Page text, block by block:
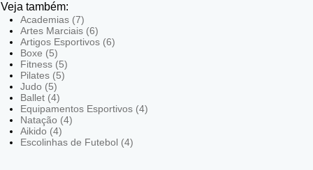
Veja também:
Academias (7)
Artes Marciais (6)
Artigos Esportivos (6)
Boxe (5)
Fitness (5)
Pilates (5)
Judo (5)
Ballet (4)
Equipamentos Esportivos (4)
Natação (4)
Aikido (4)
Escolinhas de Futebol (4)